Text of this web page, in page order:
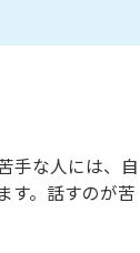
手な人には、自
す。話すのが苦